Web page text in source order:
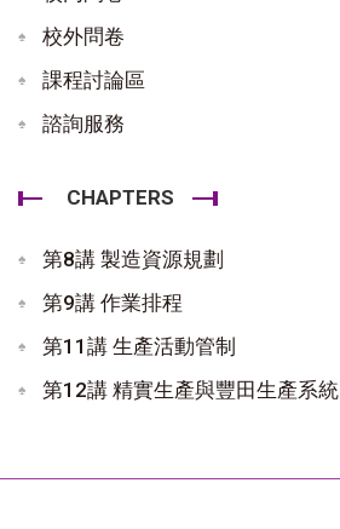
校外問卷
課程討論區
諮詢服務
CHAPTERS
第8講 製造資源規劃
第9講 作業排程
第11講 生產活動管制
第12講 精實生產與豐田生產系統